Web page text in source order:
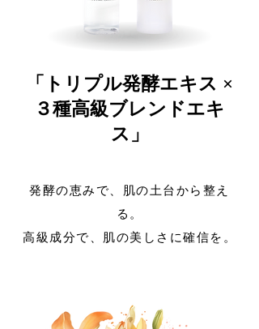
「トリプル発酵エキス ×
３種高級ブレンドエキ
ス」
発酵の恵みで、肌の土台から整え
る。
高級成分で、肌の美しさに確信を。